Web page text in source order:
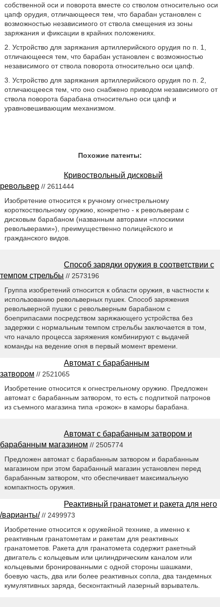
собственной оси и поворота вместе со стволом относительно оси
цапф орудия, отличающееся тем, что барабан установлен с
возможностью независимого от ствола смещения из зоны
заряжания и фиксации в крайних положениях.
2. Устройство для заряжания артиллерийского орудия по п. 1,
отличающееся тем, что барабан установлен с возможностью
независимого от ствола поворота относительно оси цапф.
3. Устройство для заряжания артиллерийского орудия по п. 2,
отличающееся тем, что оно снабжено приводом независимого от
ствола поворота барабана относительно оси цапф и
уравновешивающим механизмом.
Похожие патенты:
Кривоствольный дисковый
револьвер // 2611444
Изобретение относится к ручному огнестрельному
короткоствольному оружию, конкретно - к револьверам с
дисковым барабаном (названным авторами «плоскими
револьверами»), преимущественно полицейского и
гражданского видов.
Способ зарядки оружия в соответствии с
темпом стрельбы // 2573196
Группа изобретений относится к области оружия, в частности к
использованию револьверных пушек. Способ заряжения
револьверной пушки с револьверным барабаном с
боеприпасами посредством заряжающего устройства без
задержки с нормальным темпом стрельбы заключается в том,
что начало процесса заряжения комбинируют с выдачей
команды на ведение огня в первый момент времени.
Автомат с барабанным
затвором // 2521065
Изобретение относится к огнестрельному оружию. Предложен
автомат с барабанным затвором, то есть с подпиткой патронов
из съемного магазина типа «рожок» в каморы барабана.
Автомат с барабанным затвором и
барабанным магазином // 2505774
Предложен автомат с барабанным затвором и барабанным
магазином при этом барабанный магазин установлен перед
барабанным затвором, что обеспечивает максимальную
компактность оружия.
Реактивный гранатомет и ракета для него
/варианты/ // 2499973
Изобретение относится к оружейной технике, а именно к
реактивным гранатометам и ракетам для реактивных
гранатометов. Ракета для гранатомета содержит ракетный
двигатель с кольцевым или цилиндрическим каналом или
кольцевыми бронированными с одной стороны шашками,
боевую часть, два или более реактивных сопла, два тандемных
кумулятивных заряда, бесконтактный лазерный взрыватель.